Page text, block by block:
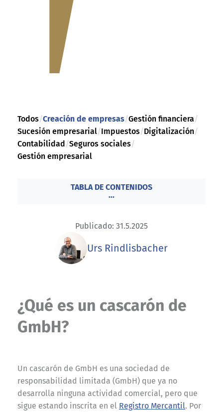
Todos/Creación de empresas/Gestión financiera/
Sucesión empresarial/Impuestos/Digitalización/
Contabilidad/Seguros sociales/
Gestión empresarial
TABLA DE CONTENIDOS
...
Publicado: 31.5.2025
Urs Rindlisbacher
¿Qué es un cascarón de
GmbH?
Un cascarón de GmbH es una sociedad de
responsabilidad limitada (GmbH) que ya no
desarrolla ninguna actividad comercial, pero que
sigue estando inscrita en el Registro Mercantil. Por